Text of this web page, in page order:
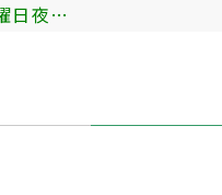
日夜…